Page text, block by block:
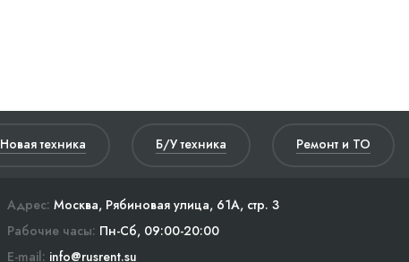
Новая техника Б/У техника Ремонт и ТО
Адрес: Москва, Рябиновая улица, 61А, стр. 3
Рабочие часы: Пн-Сб, 09:00-20:00
E-mail: info@rusrent.su